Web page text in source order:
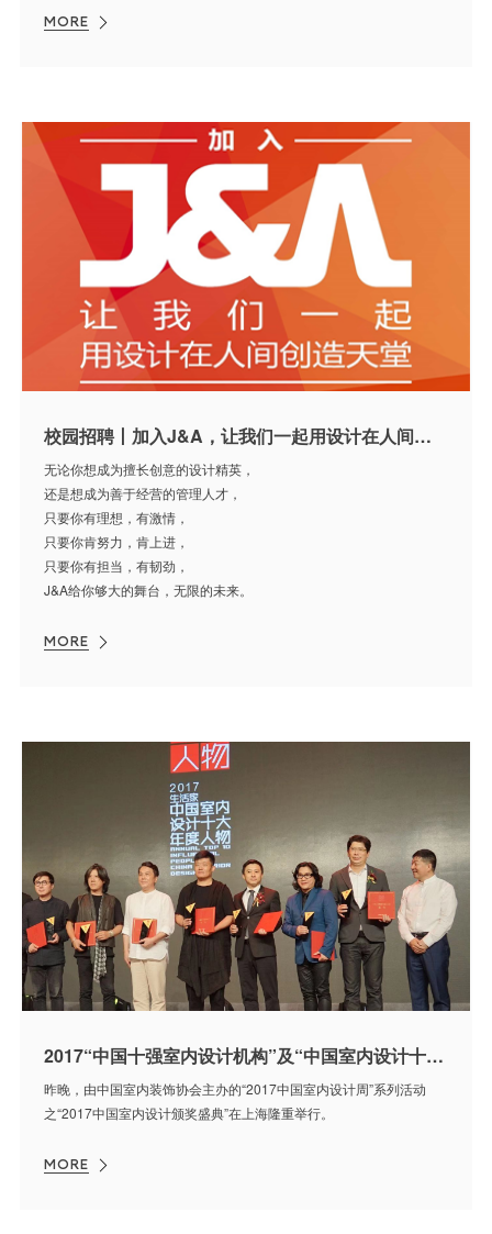
MORE
校园招聘丨加入J&A，让我们一起用设计在人间创造天堂
无论你想成为擅长创意的设计精英，
还是想成为善于经营的管理人才，
只要你有理想，有激情，
只要你肯努力，肯上进，
只要你有担当，有韧劲，
J&A给你够大的舞台，无限的未来。
MORE
2017“中国十强室内设计机构”及“中国室内设计十大年度人物”双双花落J&A 演讲&论坛探索中国设计未来之路
昨晚，由中国室内装饰协会主办的“2017中国室内设计周”系列活动
之“2017中国室内设计颁奖盛典”在上海隆重举行。
MORE